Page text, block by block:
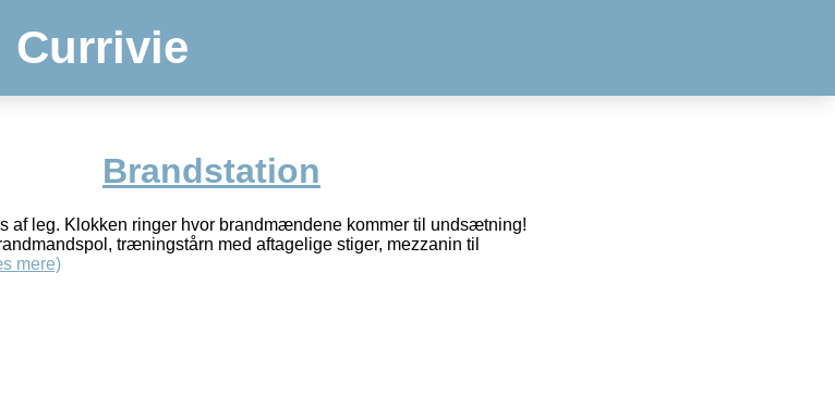
Currivie
Brandstation
af leg. Klokken ringer hvor brandmændene kommer til undsætning!
træningstårn med aftagelige stiger, mezzanin til
mere)